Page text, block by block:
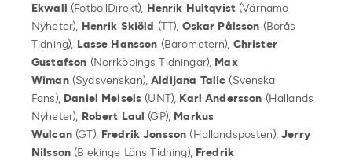
Ekwall (FotbollDirekt), Henrik Hultqvist (Värnamo
Nyheter), Henrik Skiöld (TT), Oskar Pålsson (Borås
Tidning), Lasse Hansson (Barometern), Christer
Gustafson (Norrköpings Tidningar), Max
Wiman(Sydsvenskan),Aldijana Talic (Svenska
Fans), Daniel Meisels (UNT), Karl Andersson (Hallands
Nyheter), Robert Laul (GP), Markus
Wulcan(GT), Fredrik Jonsson (Hallandsposten),Jerry
Nilsson (Blekinge Läns Tidning), Fredrik